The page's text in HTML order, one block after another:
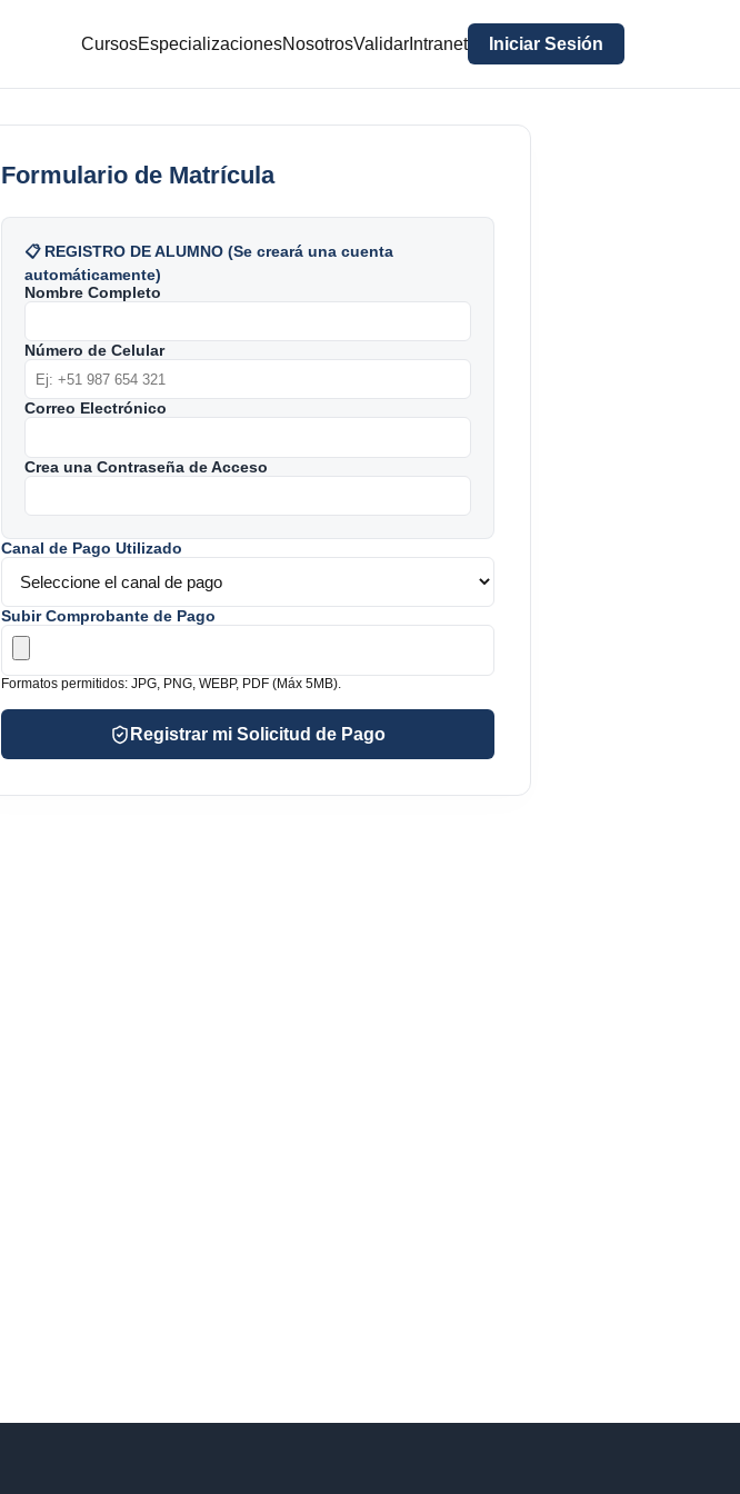
CursosEspecializacionesNosotrosValidarIntranet Iniciar Sesión
Formulario de Matrícula
📋 REGISTRO DE ALUMNO (Se creará una cuenta
automáticamente)
Nombre Completo
Número de Celular
Correo Electrónico
Crea una Contraseña de Acceso
Canal de Pago Utilizado
Subir Comprobante de Pago
Formatos permitidos: JPG, PNG, WEBP, PDF (Máx 5MB).
Registrar mi Solicitud de Pago